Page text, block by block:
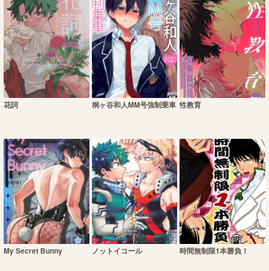
花詞 桐ヶ谷和人MM号強制乗車 性教育
My Secret Bunny ノットイコール 時間無制限1本勝負！